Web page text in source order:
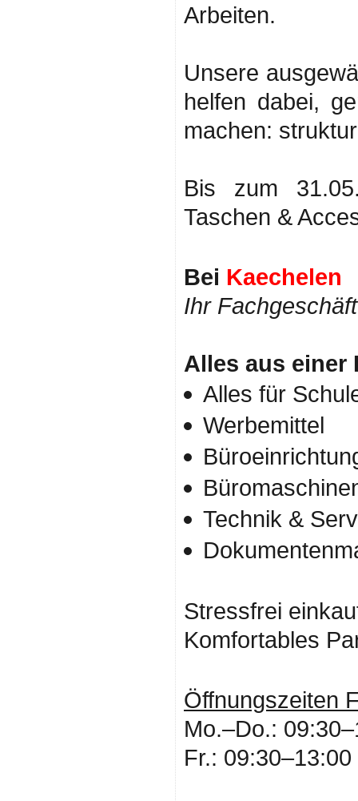
Arbeiten.
Unsere
helfen dabei,
machen:
Bis zum
Taschen &
Bei Kaechelen
Ihr
Alles aus einer
Alles für
Werbemittel
Technik &
Stressfrei
Komfortables
Öffnungszeiten
Mo.–Do.:
Fr.: